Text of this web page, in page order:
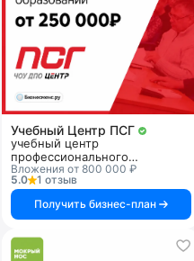
Учебный Центр ПСГ
учебный центр
профессионального
образования
Вложения от 800 000 ₽
5.0
1 отзыв
Получить бизнес-план